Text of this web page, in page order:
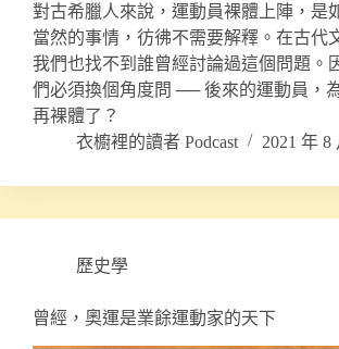
對古希臘人來說，運動員裸體上陣，是
當然的事情，彷彿不需要解釋。在古代
我們也找不到誰曾經討論過這個問題。
們必須換個角度問 ── 後來的運動員，
再裸體了？
衣櫥裡的讀者 Podcast
2021 年 8
歷史學
曾經，奧運是業餘運動家的天下